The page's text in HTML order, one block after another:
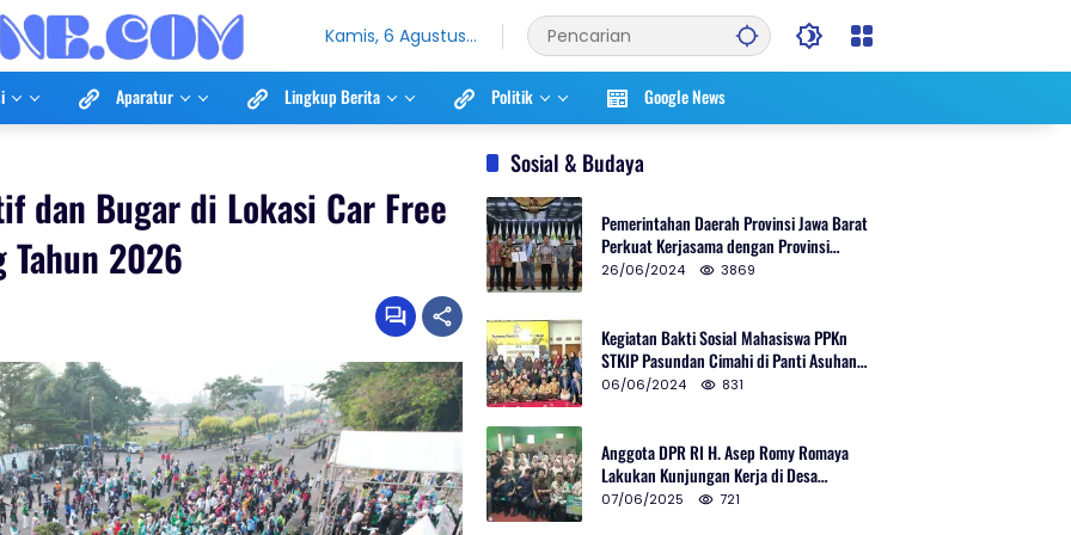
Kamis, 6 Agustus
Aparatur Lingkup Berita Politik Google News
dan Bugar di Lokasi Car Free
Tahun 2026
Sosial & Budaya
Pemerintahan Daerah Provinsi Jawa Barat
Perkuat Kerjasama dengan Provinsi
Chungcheongnam Do Korea Selatan
26/06/2024 3869
Kegiatan Bakti Sosial Mahasiswa PPKn
STKIP Pasundan Cimahi di Panti Asuhan
Ulul Azmi Kota Cimahi
06/06/2024 831
Anggota DPR RI H. Asep Romy Romaya
Lakukan Kunjungan Kerja di Desa
Patrolsari
07/06/2025 721